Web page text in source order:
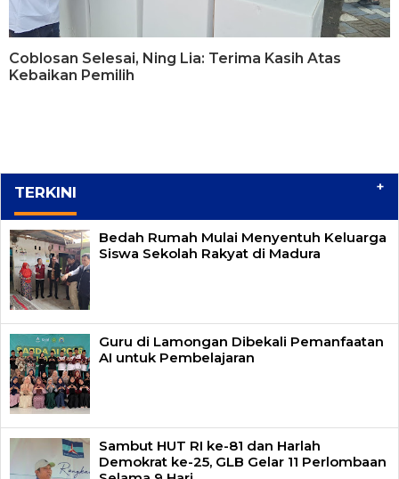
Coblosan Selesai, Ning Lia: Terima Kasih Atas
Kebaikan Pemilih
TERKINI +
Bedah Rumah Mulai Menyentuh Keluarga
Siswa Sekolah Rakyat di Madura
Guru di Lamongan Dibekali Pemanfaatan
AI untuk Pembelajaran
Sambut HUT RI ke-81 dan Harlah
Demokrat ke-25, GLB Gelar 11 Perlombaan